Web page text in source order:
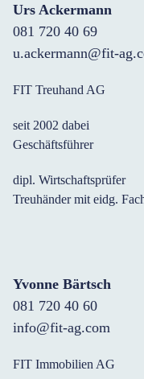
Urs Ackermann
081 720 40 69
u.ackermann@fit-
FIT Treuhand AG
seit 2002 dabei
Geschäftsführer
dipl. Wirtschaftsprüfer
Treuhänder mit eidg.
Yvonne Bärtsch
081 720 40 60
info@fit-ag.com
FIT Immobilien AG